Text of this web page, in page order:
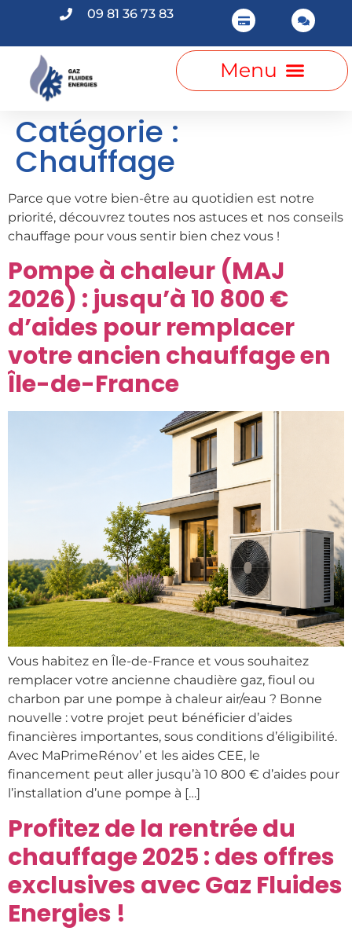
09 81 36 73 83
Catégorie :
Chauffage
Parce que votre bien-être au quotidien est notre
priorité, découvrez toutes nos astuces et nos conseils
chauffage pour vous sentir bien chez vous !
Pompe à chaleur (MAJ
2026) : jusqu’à 10 800 €
d’aides pour remplacer
votre ancien chauffage en
Île-de-France
Vous habitez en Île-de-France et vous souhaitez
remplacer votre ancienne chaudière gaz, fioul ou
charbon par une pompe à chaleur air/eau ? Bonne
nouvelle : votre projet peut bénéficier d’aides
financières importantes, sous conditions d’éligibilité.
Avec MaPrimeRénov’ et les aides CEE, le
financement peut aller jusqu’à 10 800 € d’aides pour
l’installation d’une pompe à […]
Profitez de la rentrée du
chauffage 2025 : des offres
exclusives avec Gaz Fluides
Energies !